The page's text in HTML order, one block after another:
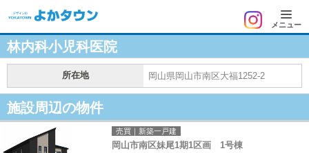
メニュー
林内科小児科医院
所在地 岡山県岡山市南区大福1252-2
施設周辺の物件
売買｜新築一戸建
岡山市南区妹尾1期1区画 1号棟